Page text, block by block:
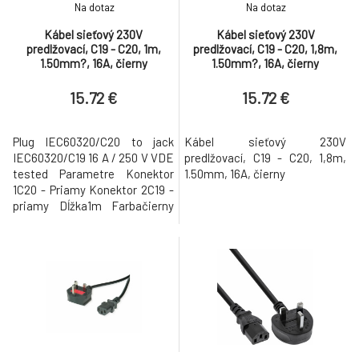
Kábel sieťový 230V
predlžovací, C19 - C20, 1m,
1.50mm?, 16A, čierny
Na dotaz
15.72 €
Plug IEC60320/C20 to jack
IEC60320/C19 16 A / 250 V VDE
tested Parametre Konektor
1C20 - Priamy Konektor 2C19 -
priamy Dĺžka1m Farbačierny
Kábel sieťový 230V
predlžovací, C19 - C20, 1,8m,
1.50mm?, 16A, čierny
Na dotaz
15.72 €
Kábel sieťový 230V
predlžovací, C19 - C20, 1,8m,
1.50mm, 16A, čierny